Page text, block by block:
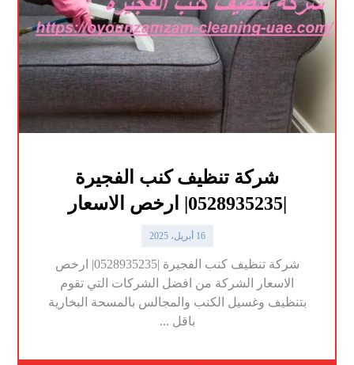
شركة تنظيف كنب الفجيرة
|0528935235| ارخص الاسعار
16 أبريل، 2025
شركة تنظيف كنب الفجيرة |0528935235| ارخص
الاسعار الشركة من افضل الشركات التي تقوم
بتنظيف وغسيل الكنب والمجالس بالمسحة البخارية
باقل ...